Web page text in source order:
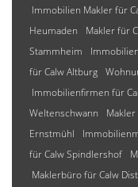
Immobilien Makler für
Heumaden
Makler für
Stammheim
für Calw Altburg
Immobilienfirmen für
Weltenschwann
Ernstmühl
für Calw Spindlershof
Maklerbüro für Calw